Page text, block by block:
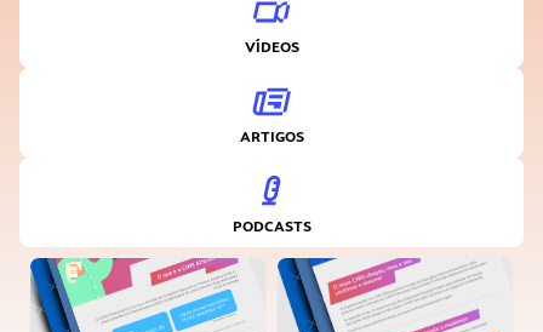
VÍDEOS
ARTIGOS
PODCASTS